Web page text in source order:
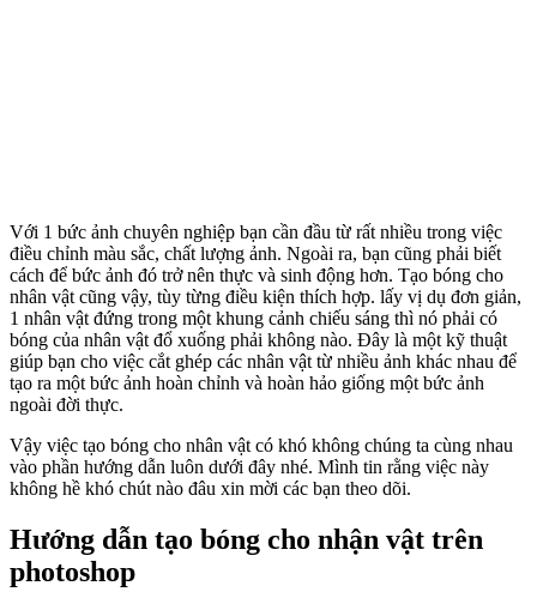
Với 1 bức ảnh chuyên nghiệp bạn cần đầu từ rất nhiều trong việc
điều chỉnh màu sắc, chất lượng ảnh. Ngoài ra, bạn cũng phải biết
cách để bức ảnh đó trở nên thực và sinh động hơn. Tạo bóng cho
nhân vật cũng vậy, tùy từng điều kiện thích hợp. lấy vị dụ đơn giản,
1 nhân vật đứng trong một khung cảnh chiếu sáng thì nó phải có
bóng của nhân vật đổ xuống phải không nào. Đây là một kỹ thuật
giúp bạn cho việc cắt ghép các nhân vật từ nhiều ảnh khác nhau để
tạo ra một bức ảnh hoàn chỉnh và hoàn hảo giống một bức ảnh
ngoài đời thực.
Vậy việc tạo bóng cho nhân vật có khó không chúng ta cùng nhau
vào phần hướng dẫn luôn dưới đây nhé. Mình tin rằng việc này
không hề khó chút nào đâu xin mời các bạn theo dõi.
Hướng dẫn tạo bóng cho nhận vật trên
photoshop